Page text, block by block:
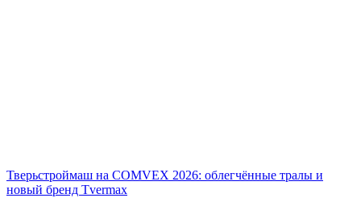
Тверьстроймаш на COMVEX 2026: облегчённые тралы и
новый бренд Tvermax